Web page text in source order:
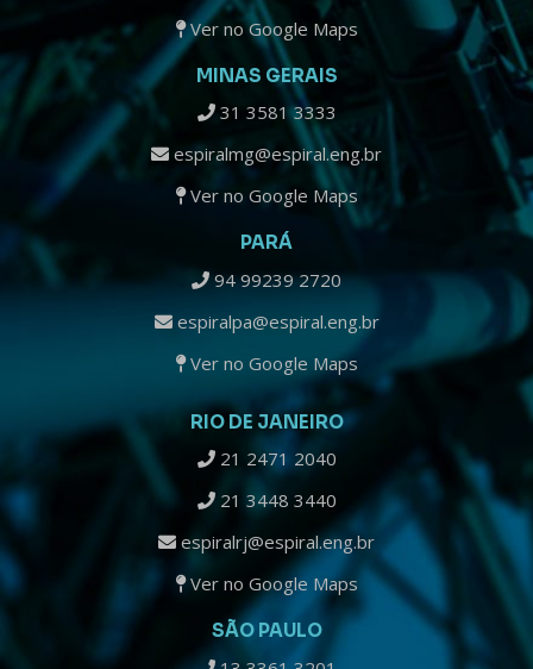
Ver no Google Maps
MINAS GERAIS
31 3581 3333
espiralmg@espiral.eng.br
Ver no Google Maps
PARÁ
94 99239 2720
espiralpa@espiral.eng.br
Ver no Google Maps
RIO DE JANEIRO
21 2471 2040
21 3448 3440
espiralrj@espiral.eng.br
Ver no Google Maps
SÃO PAULO